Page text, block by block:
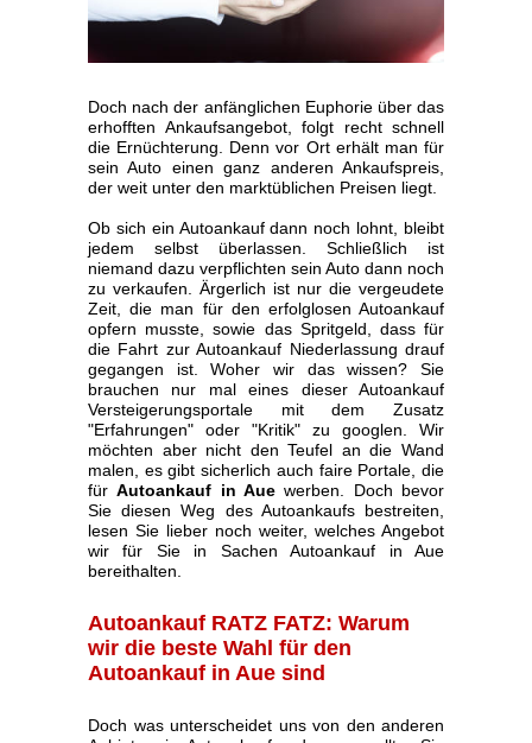
Doch nach der anfänglichen Euphorie über das
erhofften Ankaufsangebot, folgt recht schnell
die Ernüchterung. Denn vor Ort erhält man für
sein Auto einen ganz anderen Ankaufspreis,
der weit unter den marktüblichen Preisen liegt.
Ob sich ein Autoankauf dann noch lohnt, bleibt
jedem selbst überlassen. Schließlich ist
niemand dazu verpflichten sein Auto dann noch
zu verkaufen. Ärgerlich ist nur die vergeudete
Zeit, die man für den erfolglosen Autoankauf
opfern musste, sowie das Spritgeld, dass für
die Fahrt zur Autoankauf Niederlassung drauf
gegangen ist. Woher wir das wissen? Sie
brauchen nur mal eines dieser Autoankauf
Versteigerungsportale mit dem Zusatz
"Erfahrungen" oder "Kritik" zu googlen. Wir
möchten aber nicht den Teufel an die Wand
malen, es gibt sicherlich auch faire Portale, die
fürAutoankauf in Aue werben. Doch bevor
Sie diesen Weg des Autoankaufs bestreiten,
lesen Sie lieber noch weiter, welches Angebot
wir für Sie in Sachen Autoankauf in Aue
bereithalten.
Autoankauf RATZ FATZ: Warum
wir die beste Wahl für den
Autoankauf in Aue sind
Doch was unterscheidet uns von den anderen